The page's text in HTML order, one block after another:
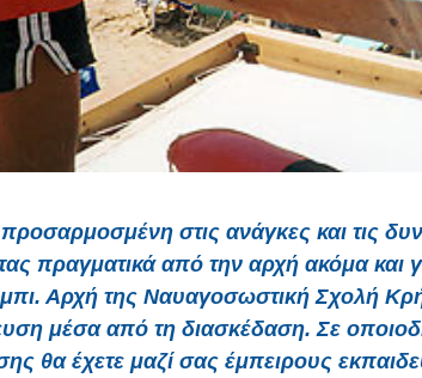
στις ανάγκες και τις
πραγματικά από την αρχή ακόμα και
Αρχή της Ναυαγοσωστική Σχολή
μέσα από τη διασκέδαση. Σε
θα έχετε μαζί σας έμπειρους